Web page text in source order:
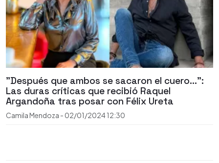
"Después que ambos se sacaron el cuero...":
Las duras críticas que recibió Raquel
Argandoña tras posar con Félix Ureta
Camila Mendoza - 02/01/202412:30